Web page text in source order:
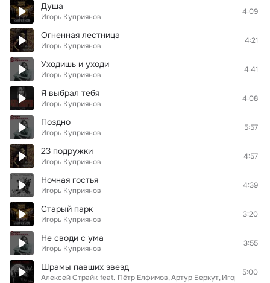
Душа
Игорь Куприянов
4:09
Огненная лестница
Игорь Куприянов
4:21
Уходишь и уходи
Игорь Куприянов
4:41
Я выбрал тебя
Игорь Куприянов
4:08
Поздно
Игорь Куприянов
5:57
23 подружки
Игорь Куприянов
4:57
Ночная гостья
Игорь Куприянов
4:39
Старый парк
Игорь Куприянов
3:20
Не своди с ума
Игорь Куприянов
3:55
Шрамы павших звезд
Алексей Страйк feat. Пётр Елфимов Артур Беркут Игорь
5:00